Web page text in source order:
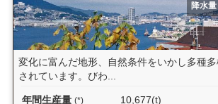
降水
変化に富んだ地形、自然条件をいかし多種
されています。びわ...
年間生産量 (*)
10,677(t)